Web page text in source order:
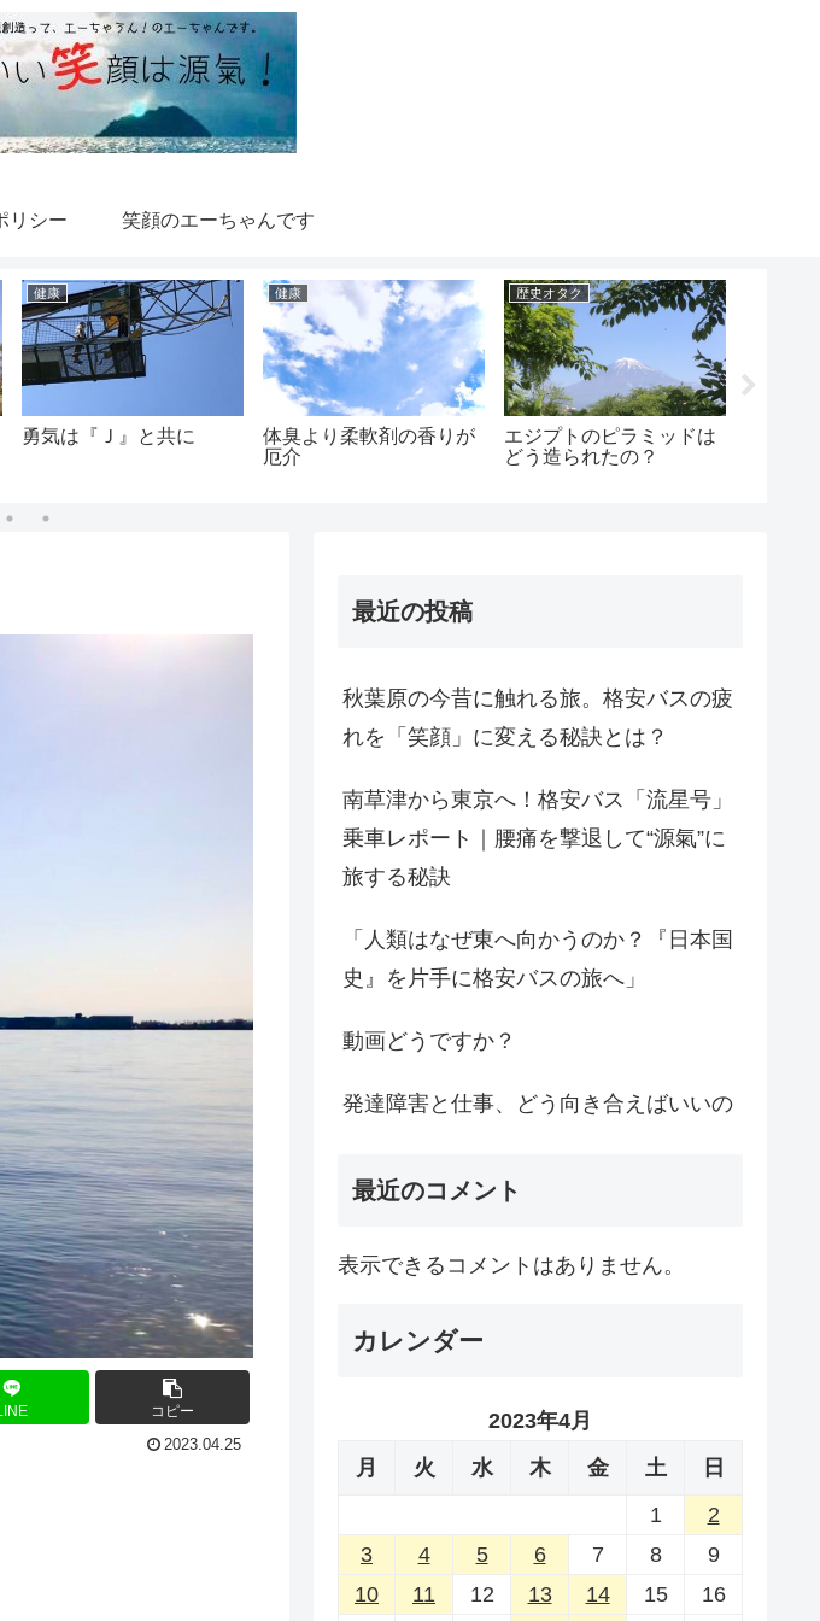
リシー 笑顔のエーちゃんです
健康
勇気は『Ｊ』と共に
健康
体臭より柔軟剤の香りが
厄介
歴史オタク
エジプトのピラミッドは
どう造られたの？
コピー
2023.04.25
最近の投稿
秋葉原の今昔に触れる旅。格安バスの疲
れを「笑顔」に変える秘訣とは？
南草津から東京へ！格安バス「流星号」
乗車レポート｜腰痛を撃退して“源氣”に
旅する秘訣
「人類はなぜ東へ向かうのか？『日本国
史』を片手に格安バスの旅へ」
動画どうですか？
発達障害と仕事、どう向き合えばいいの
最近のコメント
表示できるコメントはありません。
カレンダー
2023年4月
月
火 水 木 金 土
日
1
2
3
4 5 6 7 8
9
10
11 12 13 14 15 16